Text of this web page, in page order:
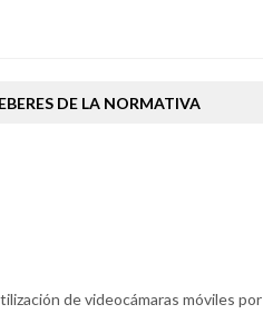
DE LA NORMATIVA
de videocámaras móviles por